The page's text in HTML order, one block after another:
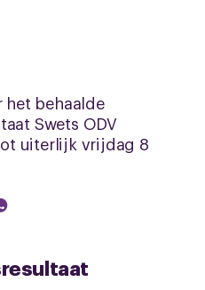
het behaalde
Swets ODV
uiterlijk vrijdag 8